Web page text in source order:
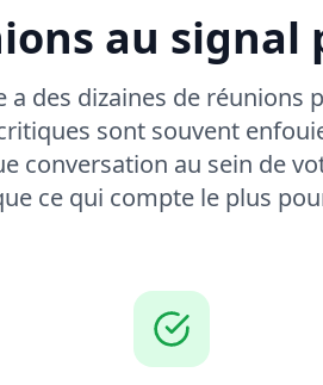
au
a des dizaines de réunions
sont souvent
conversation au sein de
ce qui compte le plus